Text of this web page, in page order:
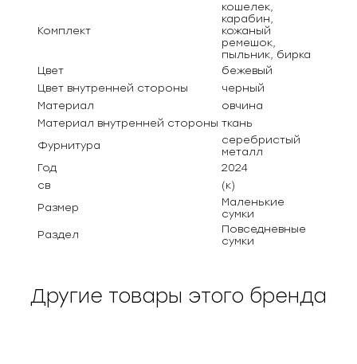
Комплект
кошелек,
карабин,
кожаный
ремешок,
пыльник, бирка
Цвет
бежевый
Цвет внутренней стороны
черный
Материал
овчина
Материал внутренней стороны ткань
Фурнитура
серебристый
металл
Год
2024
св
(к)
Размер
Маленькие
сумки
Раздел
Повседневные
сумки
Другие товары этого бренда